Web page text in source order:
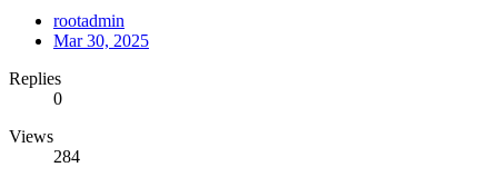
rootadmin
Mar 30, 2025
Replies
0
Views
284